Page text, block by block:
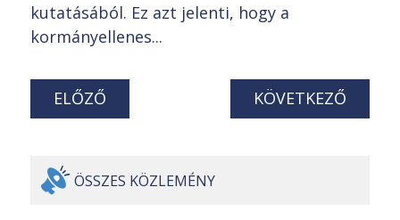
kutatásából. Ez azt jelenti, hogy a
kormányellenes...
ELŐZŐ KÖVETKEZŐ
ÖSSZES KÖZLEMÉNY